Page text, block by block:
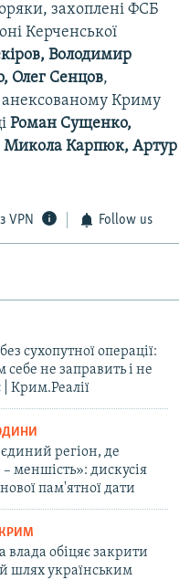
захоплені ФСБ
Керченської
Володимир
Олег Сенцов,
Криму
Роман Сущенко,
Микола Карпюк, Артур
VPN Follow us
сухопутної операції:
не заправить і не
| Крим.Реалії
регіон, де
– меншість»: дискусія
пам'ятної дати
КРИМ
влада обіцяє закрити
шлях українським